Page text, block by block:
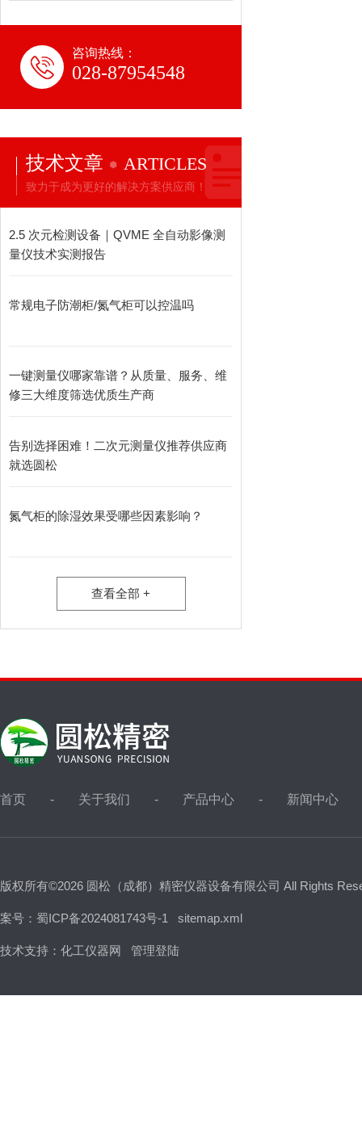
咨询热线：
028-87954548
技术文章 ARTICLES
致力于成为更好的解决方案供应商！
2.5 次元检测设备｜QVME 全自动影像测
量仪技术实测报告
常规电子防潮柜/氮气柜可以控温吗
一键测量仪哪家靠谱？从质量、服务、维
修三大维度筛选优质生产商
告别选择困难！二次元测量仪推荐供应商
就选圆松
氮气柜的除湿效果受哪些因素影响？
查看全部 +
首页 关于我们 产品中心 新闻中心
版权所有©2026 圆松（成都）精密仪器设备有限公司 All Rights
案号：蜀ICP备2024081743号-1 sitemap.xml
技术支持： 化工仪器网 管理登陆